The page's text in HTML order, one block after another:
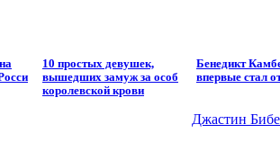
10 простых девушек,
вышедших замуж за особ
королевской крови
Бенедикт
впервые стал
Джастин